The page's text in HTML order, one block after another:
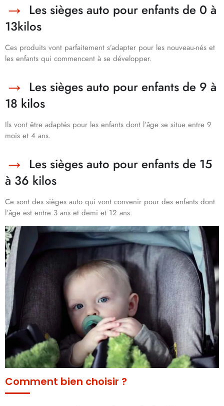
Les sièges auto pour enfants de 0 à
13kilos
Ces produits vont parfaitement s’adapter pour les nouveau-nés et
les enfants qui commencent à se développer.
Les sièges auto pour enfants de 9 à
18 kilos
Ils vont être adaptés pour les enfants dont l’âge se situe entre 9
mois et 4 ans.
Les sièges auto pour enfants de 15
à 36 kilos
Ce sont des sièges auto qui vont convenir pour des enfants dont
l’âge est entre 3 ans et demi et 12 ans.
Comment bien choisir ?